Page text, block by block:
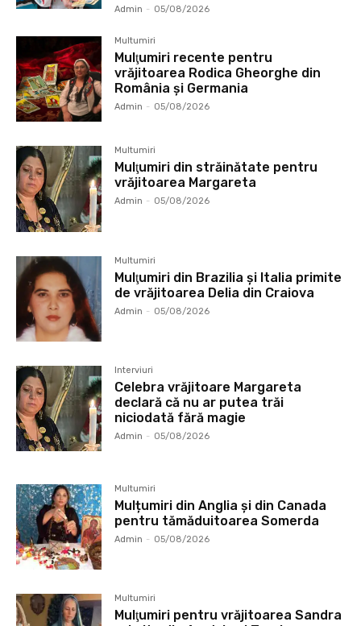
Admin - 05/08/2026
Multumiri
Mulţumiri recente pentru
vrăjitoarea Rodica Gheorghe din
România și Germania
Admin - 05/08/2026
Multumiri
Mulţumiri din străinătate pentru
vrăjitoarea Margareta
Admin - 05/08/2026
Multumiri
Mulţumiri din Brazilia și Italia primite
de vrăjitoarea Delia din Craiova
Admin - 05/08/2026
Interviuri
Celebra vrăjitoare Margareta
declară că nu ar putea trăi
niciodată fără magie
Admin - 05/08/2026
Multumiri
Mulțumiri din Anglia și din Canada
pentru tămăduitoarea Somerda
Admin - 05/08/2026
Multumiri
Mulţumiri pentru vrăjitoarea Sandra